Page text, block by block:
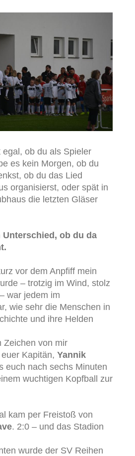
egal, ob du als Spieler
es kein Morgen, ob du
ob du das Lied
organisierst, oder spät in
die letzten Gläser
Unterschied, ob du da
vor dem Anpfiff mein
– trotzig im Wind, stolz
war jedem im
wie sehr die Menschen in
und ihre Helden
Zeichen von mir
Kapitän, Yannik
euch nach sechs Minuten
wuchtigen Kopfball zur
kam per Freistoß von
. 2:0 – und das Stadion
wurde der SV Reihen